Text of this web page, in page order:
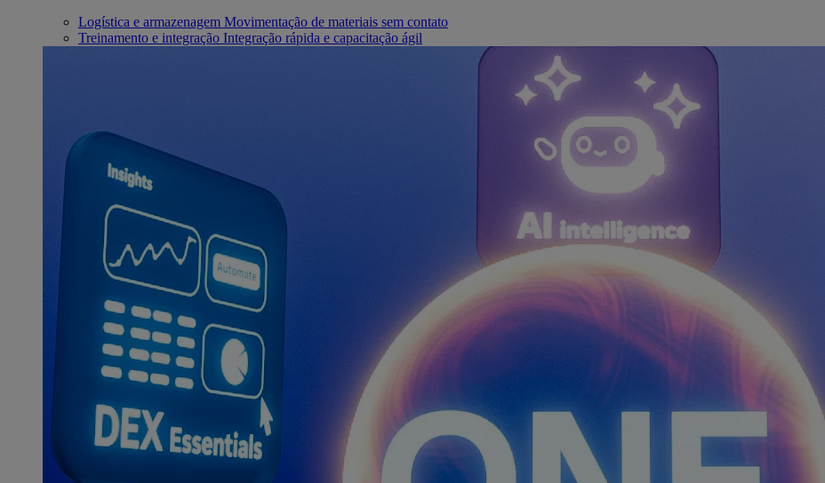
Logística e armazenagem Movimentação de materiais sem contato
Treinamento e integração Integração rápida e capacitação ágil